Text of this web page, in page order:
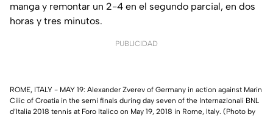
manga y remontar un 2-4 en el segundo parcial, en dos
horas y tres minutos.
PUBLICIDAD
ROME, ITALY - MAY 19: Alexander Zverev of Germany in action against Marin
Cilic of Croatia in the semi finals during day seven of the Internazionali BNL
d’Italia 2018 tennis at Foro Italico on May 19, 2018 in Rome, Italy. (Photo by